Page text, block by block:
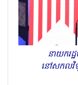
នាយករដ្
នៅសកលវិ